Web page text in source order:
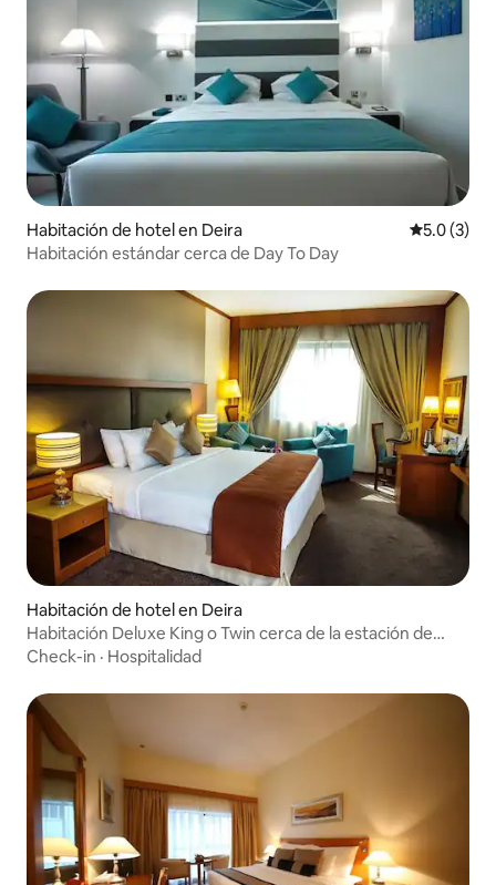
Habitación de hotel en Deira
5.0 (3)
Habitación estándar cerca de Day To Day
Habitación de hotel en Deira
Habitación Deluxe King o Twin cerca de la estación de
metro Al Rigga
Check-in · Hospitalidad